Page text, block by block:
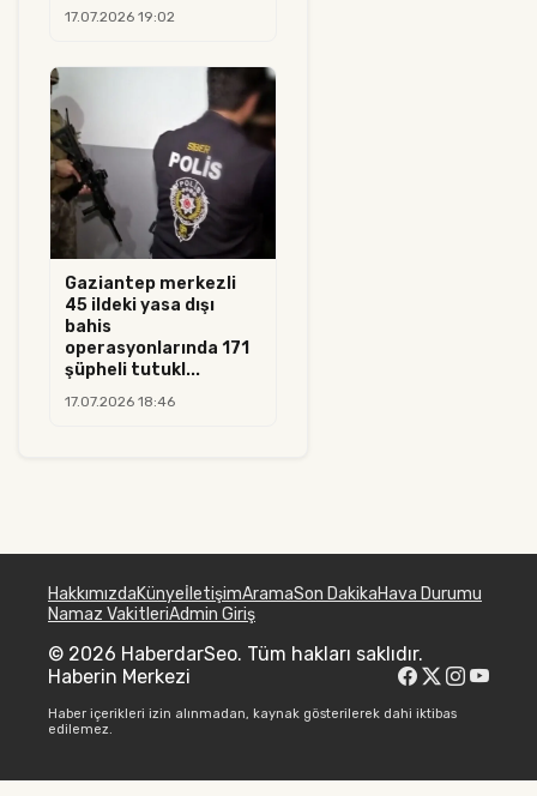
17.07.2026 19:02
Gaziantep merkezli
45 ildeki yasa dışı
bahis
operasyonlarında 171
şüpheli tutukl...
17.07.2026 18:46
HakkımızdaKünyeİletişimAramaSon DakikaHava Durumu
Namaz VakitleriAdmin Giriş
© 2026 HaberdarSeo. Tüm hakları saklıdır.
Haberin Merkezi
Haber içerikleri izin alınmadan, kaynak gösterilerek dahi iktibas
edilemez.